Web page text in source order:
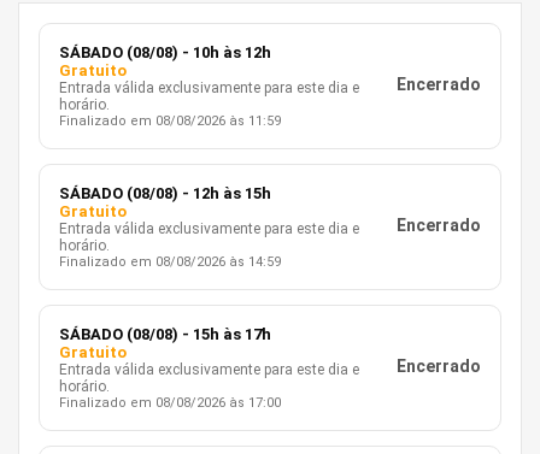
SÁBADO (08/08) - 10h às 12h
Gratuito
Entrada válida exclusivamente para este dia e
horário.
Finalizado em 08/08/2026 às 11:59
Encerrado
SÁBADO (08/08) - 12h às 15h
Gratuito
Entrada válida exclusivamente para este dia e
horário.
Finalizado em 08/08/2026 às 14:59
Encerrado
SÁBADO (08/08) - 15h às 17h
Gratuito
Entrada válida exclusivamente para este dia e
horário.
Finalizado em 08/08/2026 às 17:00
Encerrado